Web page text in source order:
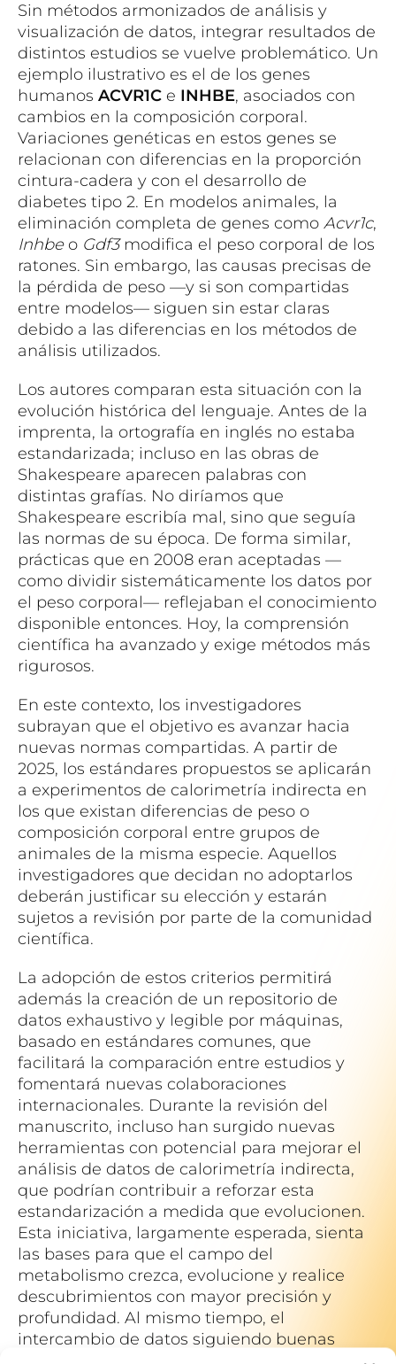
Sin métodos armonizados de análisis y
visualización de datos, integrar resultados de
distintos estudios se vuelve problemático. Un
ejemplo ilustrativo es el de los genes
humanos ACVR1C e INHBE, asociados con
cambios en la composición corporal.
Variaciones genéticas en estos genes se
relacionan con diferencias en la proporción
cintura-cadera y con el desarrollo de
diabetes tipo 2. En modelos animales, la
eliminación completa de genes como Acvr1c,
Inhbeo Gdf3modifica el peso corporal de los
ratones. Sin embargo, las causas precisas de
la pérdida de peso —y si son compartidas
entre modelos— siguen sin estar claras
debido a las diferencias en los métodos de
análisis utilizados.
Los autores comparan esta situación con la
evolución histórica del lenguaje. Antes de la
imprenta, la ortografía en inglés no estaba
estandarizada; incluso en las obras de
Shakespeare aparecen palabras con
distintas grafías. No diríamos que
Shakespeare escribía mal, sino que seguía
las normas de su época. De forma similar,
prácticas que en 2008 eran aceptadas —
como dividir sistemáticamente los datos por
el peso corporal— reflejaban el conocimiento
disponible entonces. Hoy, la comprensión
científica ha avanzado y exige métodos más
rigurosos.
En este contexto, los investigadores
subrayan que el objetivo es avanzar hacia
nuevas normas compartidas. A partir de
2025, los estándares propuestos se aplicarán
a experimentos de calorimetría indirecta en
los que existan diferencias de peso o
composición corporal entre grupos de
animales de la misma especie. Aquellos
investigadores que decidan no adoptarlos
deberán justificar su elección y estarán
sujetos a revisión por parte de la comunidad
científica.
La adopción de estos criterios permitirá
además la creación de un repositorio de
datos exhaustivo y legible por máquinas,
basado en estándares comunes, que
facilitará la comparación entre estudios y
fomentará nuevas colaboraciones
internacionales. Durante la revisión del
manuscrito, incluso han surgido nuevas
herramientas con potencial para mejorar el
análisis de datos de calorimetría indirecta,
que podrían contribuir a reforzar esta
estandarización a medida que evolucionen.
Esta iniciativa, largamente esperada, sienta
las bases para que el campo del
metabolismo crezca, evolucione y realice
descubrimientos con mayor precisión y
profundidad. Al mismo tiempo, el
intercambio de datos siguiendo buenas